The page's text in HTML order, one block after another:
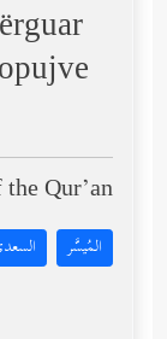
Qur’an:
المُيسَّر